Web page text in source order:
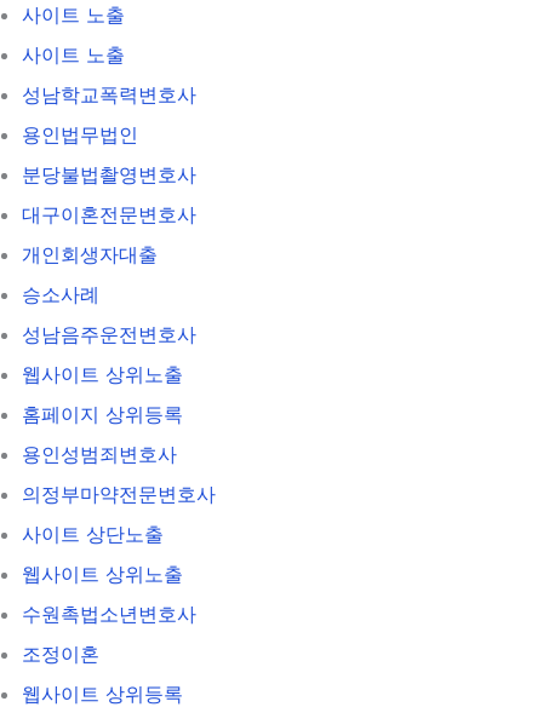
사이트 노출
사이트 노출
성남학교폭력변호사
용인법무법인
분당불법촬영변호사
대구이혼전문변호사
개인회생자대출
승소사례
성남음주운전변호사
웹사이트 상위노출
홈페이지 상위등록
용인성범죄변호사
의정부마약전문변호사
사이트 상단노출
웹사이트 상위노출
수원촉법소년변호사
조정이혼
웹사이트 상위등록